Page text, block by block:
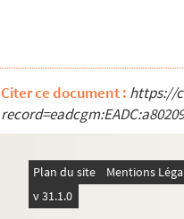
272 bis. « Funérailles
273. « ...
279. Obsèques
281. Inscriptions
289. « Mort du prince
299. Funérailles
Citer ce document : https://
Plan du site Mentions
v 31.1.0